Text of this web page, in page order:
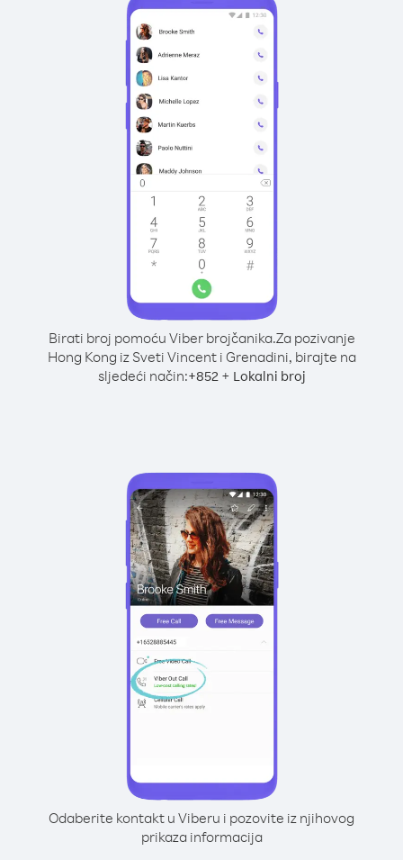
Birati broj pomoću Viber brojčanika.Za pozivanje
Hong Kong iz Sveti Vincent i Grenadini, birajte na
sljedeći način:+852+ Lokalni broj
Odaberite kontakt u Viberu i pozovite iz njihovog
prikaza informacija